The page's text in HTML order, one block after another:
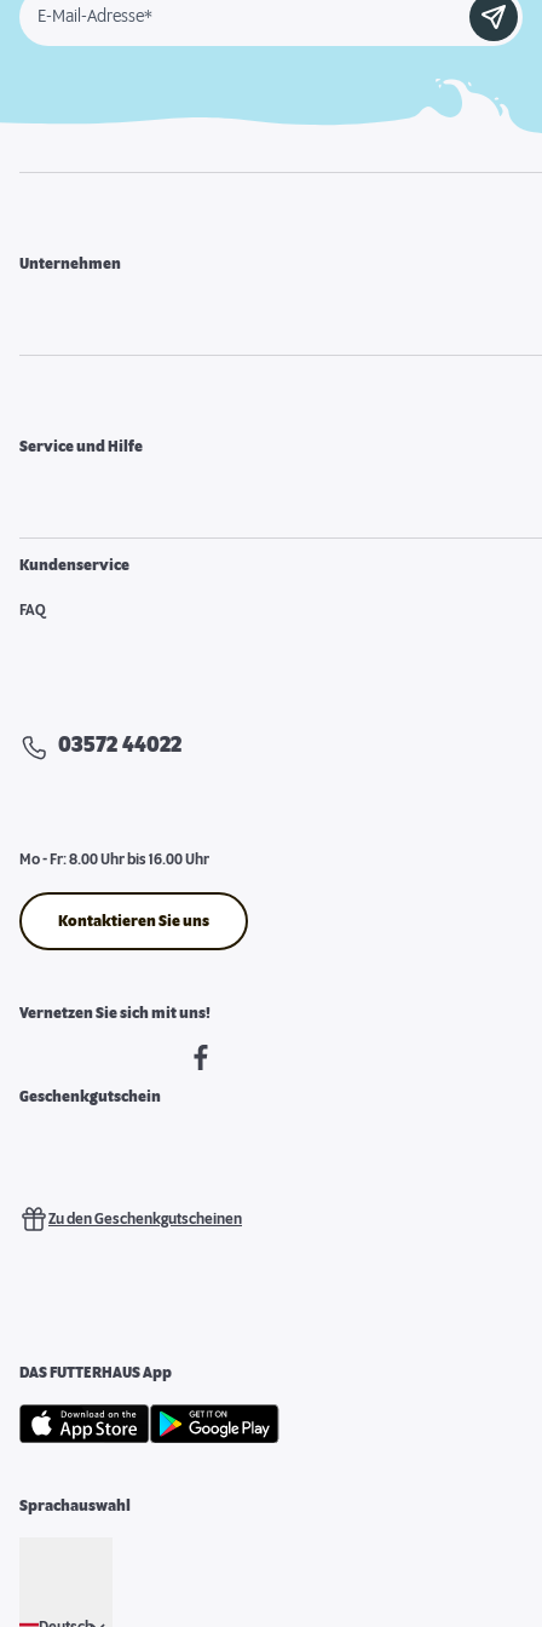
E-Mail-Adresse*
Unternehmen
Service und Hilfe
Kundenservice
FAQ
03572 44022
Mo - Fr: 8.00 Uhr bis 16.00 Uhr
Kontaktieren Sie uns
Vernetzen Sie sich mit uns!
Geschenkgutschein
Zu den Geschenkgutscheinen
DAS FUTTERHAUS App
Sprachauswahl